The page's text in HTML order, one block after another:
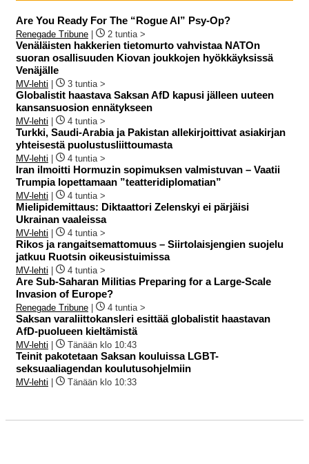
Are You Ready For The “Rogue AI” Psy-Op?
Renegade Tribune 2 tuntia >
Venäläisten hakkerien tietomurto vahvistaa NATOn
suoran osallisuuden Kiovan joukkojen hyökkäyksissä
Venäjälle
MV-lehti 3 tuntia >
Globalistit haastava Saksan AfD kapusi jälleen uuteen
kansansuosion ennätykseen
MV-lehti 4 tuntia >
Turkki, Saudi-Arabia ja Pakistan allekirjoittivat asiakirjan
yhteisestä puolustusliittoumasta
MV-lehti 4 tuntia >
Iran ilmoitti Hormuzin sopimuksen valmistuvan – Vaatii
Trumpia lopettamaan ”teatteridiplomatian”
MV-lehti 4 tuntia >
Mielipidemittaus: Diktaattori Zelenskyi ei pärjäisi
Ukrainan vaaleissa
MV-lehti 4 tuntia >
Rikos ja rangaitsemattomuus – Siirtolaisjengien suojelu
jatkuu Ruotsin oikeusistuimissa
MV-lehti 4 tuntia >
Are Sub-Saharan Militias Preparing for a Large-Scale
Invasion of Europe?
Renegade Tribune 4 tuntia >
Saksan varaliittokansleri esittää globalistit haastavan
AfD-puolueen kieltämistä
MV-lehti Tänään klo 10:43
Teinit pakotetaan Saksan kouluissa LGBT-
seksuaaliagendan koulutusohjelmiin
MV-lehti Tänään klo 10:33